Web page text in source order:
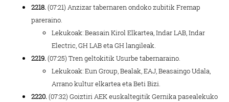
2218.(07:21) Anzizar tabernaren ondoko zubitik Fremap
pareraino.
Lekukoak: Beasain Kirol Elkartea, Indar LAB, Indar
Electric, GH LAB eta GH langileak.
2219.(07:25) Tren geltokitik Usurbe tabernaraino.
Lekukoak: Eun Group, Bealak, EAJ, Beasaingo Udala,
Arrano kultur elkartea eta Beti Bizi.
2220.(07:32) Goiztiri AEK euskaltegitik Gernika pasealekuko